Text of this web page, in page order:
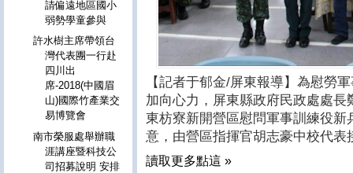
【記者于郁金/屏東報導】為慰勞
加向心力，屏東縣政府民政處處
東枋寮新開營區慰問軍事訓練役
意，由營區指揮官胡志豪中校代表
讀取更多點這 »
請偏遠地區國小
弱勢學童參與
許水樹主席帶領台
灣代表團一行赴
四川出
席-2018(中國眉
山)國際竹產業交
易博覽會
南市榮服處舉辦職
涯講座暨科技公
司招募說明 安排